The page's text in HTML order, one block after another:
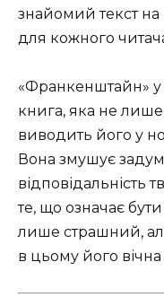
знайомий текст на
для кожного
«Франкенштайн»
книга, яка не
виводить його у
Вона змушує
відповідальність
те, що означає
лише страшний,
в цьому його вічна